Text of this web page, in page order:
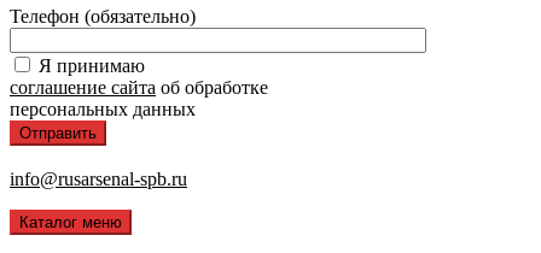
Телефон (обязательно)
Я принимаю
соглашение сайта об обработке
персональных данных
info@rusarsenal-spb.ru
Каталог меню